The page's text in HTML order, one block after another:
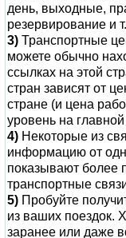
день, выходные,
резервирование и
3) Транспортные
можете обычно
ссылках на этой
стран зависят от
стране (и цена
уровень на
4) Некоторые из
информацию от
показывают более
транспортные
5) Пробуйте
из ваших поездок.
заранее или даже